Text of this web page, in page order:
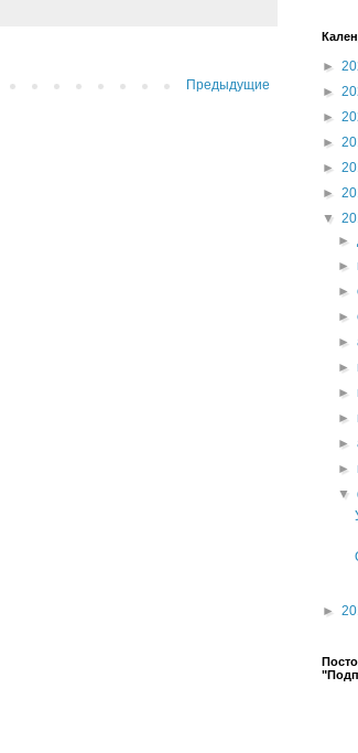
Предыдущие
►
►
►
►
►
►
▼
►
►
►
►
►
►
►
►
►
►
▼
►